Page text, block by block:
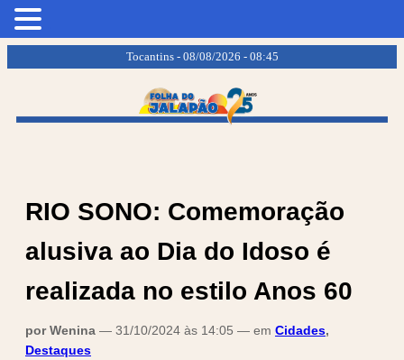
Tocantins - 08/08/2026 - 08:45
RIO SONO: Comemoração
alusiva ao Dia do Idoso é
realizada no estilo Anos 60
por Wenina — 31/10/2024 às 14:05 — em Cidades,
Destaques